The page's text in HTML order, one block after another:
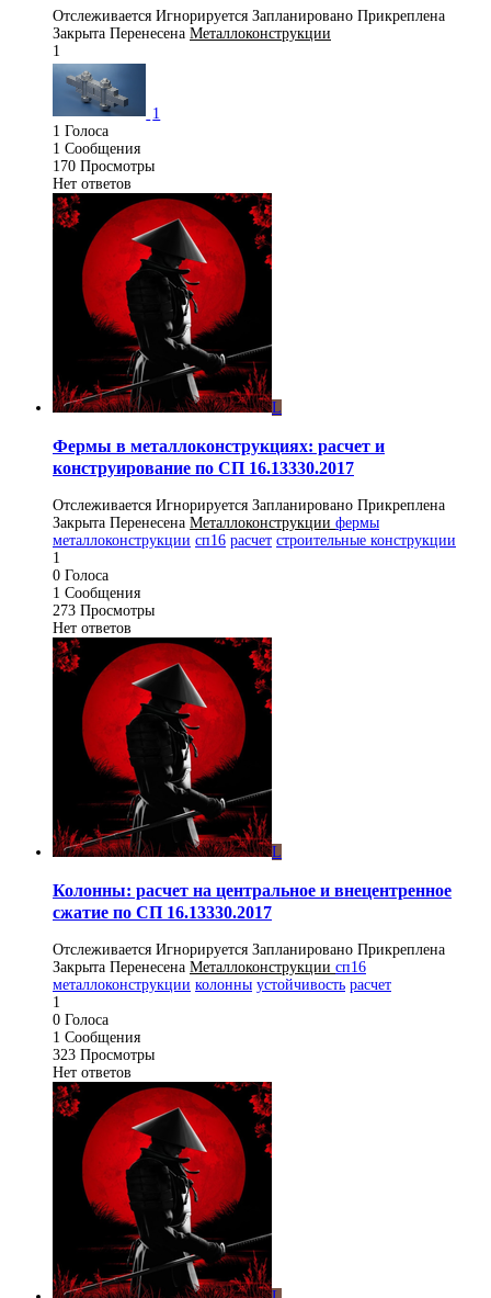
Отслеживается Игнорируется Запланировано Прикреплена
Закрыта Перенесена Металлоконструкции
1
1
1 Голоса
1 Сообщения
170 Просмотры
Нет ответов
L
Фермы в металлоконструкциях: расчет и
конструирование по СП 16.13330.2017
Отслеживается Игнорируется Запланировано Прикреплена
Закрыта Перенесена Металлоконструкции фермы
металлоконструкции сп16 расчет строительные конструкции
1
0 Голоса
1 Сообщения
273 Просмотры
Нет ответов
L
Колонны: расчет на центральное и внецентренное
сжатие по СП 16.13330.2017
Отслеживается Игнорируется Запланировано Прикреплена
Закрыта Перенесена Металлоконструкции сп16
металлоконструкции колонны устойчивость расчет
1
0 Голоса
1 Сообщения
323 Просмотры
Нет ответов